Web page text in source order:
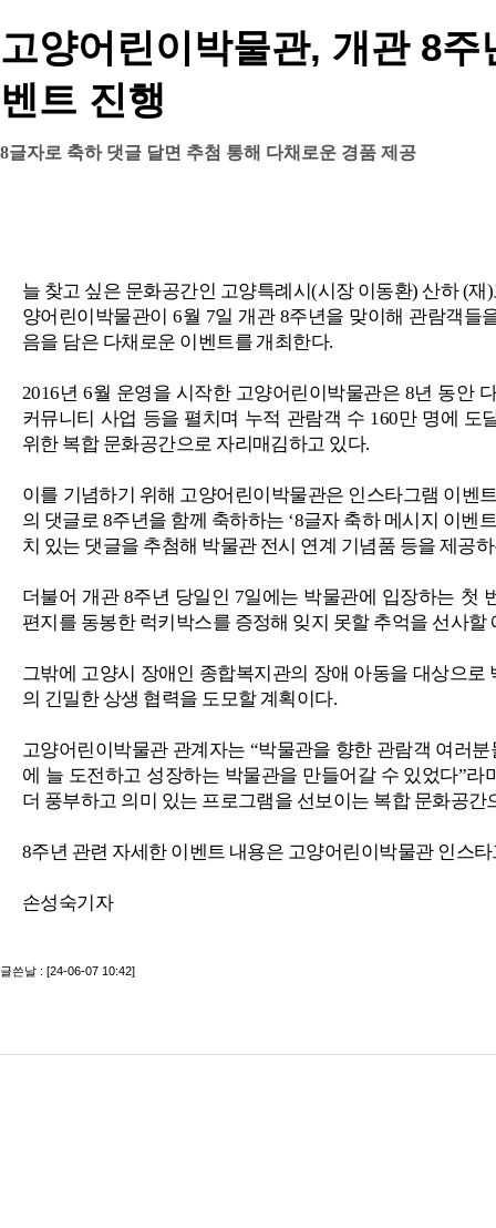
고양어린이박물관, 개관 8주
벤트 진행
8글자로 축하 댓글 달면 추첨 통해 다채로운 경품 제공
늘 찾고 싶은 문화공간인 고양특례시(시장 이동환)산하(재)
양어린이박물관이6월 7일 개관 8주년을 맞이해 관람객들
음을 담은 다채로운 이벤트를 개최한다.
2016년6월 운영을 시작한 고양어린이박물관은 8년 동안
커뮤니티 사업 등을 펼치며 누적 관람객 수 160만 명에 도
위한 복합 문화공간으로 자리매김하고 있다.
이를 기념하기 위해 고양어린이박물관은 인스타그램 이벤
의 댓글로 8주년을 함께 축하하는 ‘8글자 축하 메시지 이벤
치 있는 댓글을 추첨해 박물관 전시 연계 기념품 등을 제공
더불어 개관 8주년 당일인 7일에는 박물관에 입장하는 첫
편지를 동봉한 럭키박스를 증정해 잊지 못할 추억을 선사할
그밖에 고양시 장애인 종합복지관의 장애 아동을 대상으
의 긴밀한 상생 협력을 도모할 계획이다.
고양어린이박물관 관계자는 “박물관을 향한 관람객 여러
에 늘 도전하고 성장하는 박물관을 만들어갈 수 있었다”라
더 풍부하고 의미 있는 프로그램을 선보이는 복합 문화공간
8주년 관련 자세한 이벤트 내용은 고양어린이박물관 인스
손성숙기자
글쓴날 : [24-06-07 10:42]